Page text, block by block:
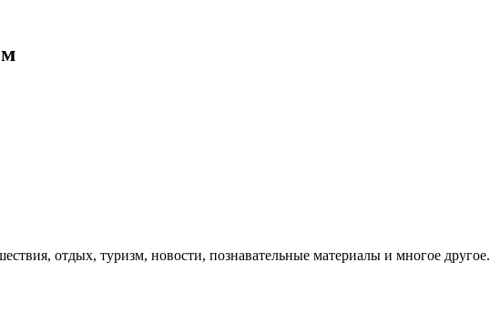
отдых, туризм, новости, познавательные материалы и многое другое.